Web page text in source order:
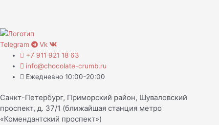
Telegram
Vk
+7 911 921 18 63
info@chocolate-crumb.ru
Ежедневно 10:00-20:00
Санкт-Петербург, Приморский район, Шуваловский
проспект, д. 37/1 (ближайшая станция метро
«Комендантский проспект»)